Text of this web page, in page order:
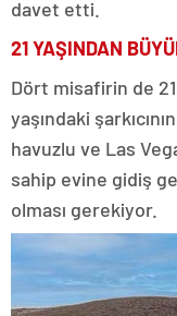
davet etti.
21 YAŞINDAN
Dört misafirin de
yaşındaki
havuzlu ve Las
sahip evine gidiş
olması gerekiyor.